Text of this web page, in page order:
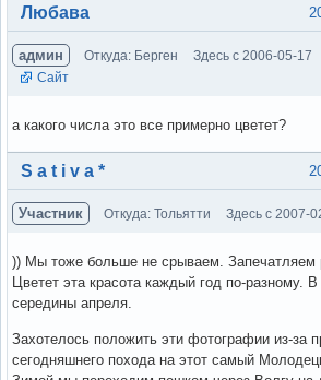
Вне форума
Любава
админ Откуда: Берген Здесь с 2006-05-17
Сайт
а какого числа это все примерно цветет?
Вне форума
S a t i v a *
Участник Откуда: Тольятти Здесь с 2007-
)) Мы тоже больше не срываем. Запечатляем
Цветет эта красота каждый год по-разному.
середины апреля.
Захотелось положить эти фотографии из-за
сегодняшнего похода на этот самый